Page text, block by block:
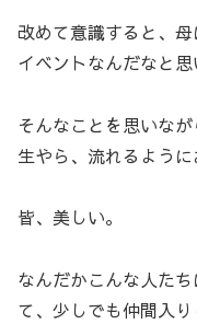
改めて意識すると、
イベントなんだなと思
そんなことを思いな
生やら、流れるように
皆、美しい。
なんだかこんな人た
て、少しでも仲間入